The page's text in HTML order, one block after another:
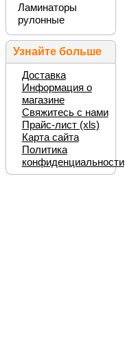
Ламинаторы
рулонные
Узнайте больше
Доставка
Информация о
магазине
Свяжитесь с нами
Прайс-лист (xls)
Карта сайта
Политика
конфиденциальности